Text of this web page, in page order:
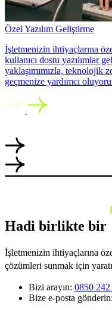
Özel Yazılım Geliştirme
İşletmenizin ihtiyaçlarına
kullanıcı dostu yazılımlar
yaklaşımımızla, teknolojik
geçmenize yardımcı
Hadi birlikte bir
İşletmenizin ihtiyaçlarına
çözümleri sunmak için
Bizi arayın: 0850
Bize e-posta gönderin: